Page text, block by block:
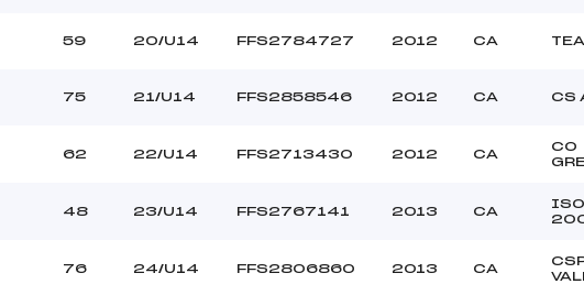
59 20/U14 FFS2784727 2012 CA
75 21/U14 FFS2858546 2012 CA CS
62 22/U14 FFS2713430 2012 CA
CO
48 23/U14 FFS2767141 2013 CA
76 24/U14 FFS2806860 2013 CA